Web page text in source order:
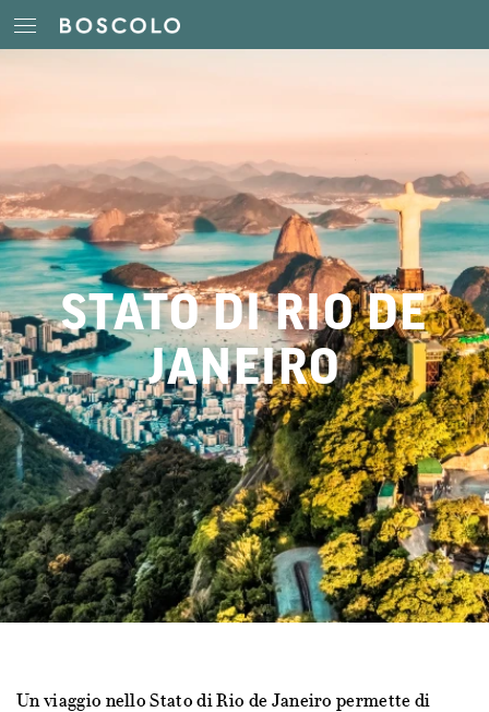
STATO DI RIO DE
JANEIRO
Un viaggio nello Stato di Rio de Janeiro permette di